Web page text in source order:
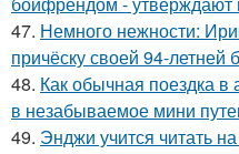
47. Немного нежности:
причёску своей 94-летней
48. Как обычная поездка в
в незабываемое мини
49. Энджи учится читать